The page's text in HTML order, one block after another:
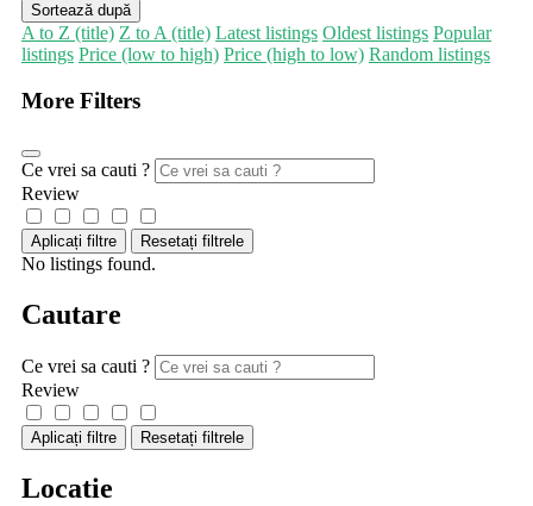
Sortează după
A to Z (title) Z to A (title) Latest listings Oldest listings Popular
listings Price (low to high) Price (high to low) Random listings
More Filters
Ce vrei sa cauti ?
Review
Aplicați filtre Resetați filtrele
No listings found.
Cautare
Ce vrei sa cauti ?
Review
Aplicați filtre Resetați filtrele
Locatie